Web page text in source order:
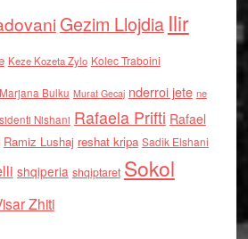
Gezim Llojdia Ilir
Keze Kozeta Zylo Kolec Traboini
Marjana Bulku Murat Gecaj nderroi jete ne
Nishani Rafaela Prifti Rafael
Ramiz Lushaj reshat kripa Sadik Elshani
shqiperia shqiptaret Sokol
Zhiti